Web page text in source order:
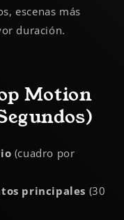
escenas más
duración.
Motion
(cuadro por
principales (30